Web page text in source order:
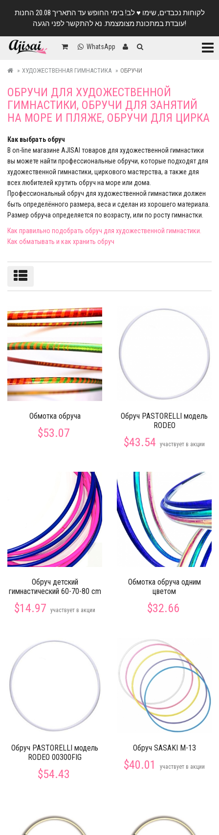
לקוחות נכבדים, שימו ♥️ לב! בימי החופש עד התאריך 20.08 החנות
עובדת במתכונת מצומצמת. נא להתקשר לפני הגעה!
WhatsApp
ХУДОЖЕСТВЕННАЯ ГИМНАСТИКА ОБРУЧИ
ОБРУЧИ ДЛЯ ХУДОЖЕСТВЕННОЙ
ГИМНАСТИКИ, ОБРУЧИ ДЛЯ ЗАНЯТИЙ
НА МОРЕ И ПЛЯЖЕ, ОБРУЧИ ДЛЯ ЦИРКА
Как выбрать обруч
В on-line магазине AJISAI товаров для художественной гимнастики
вы можете найти профессиональные обручи, которые подходят для
художественной гимнастики, циркового мастерства, а также для
всех любителей крутить обруч на море или дома.
Профессиональный обруч для художественной гимнастики должен
быть определённого размера, веса и сделан из хорошего материала.
Размер обруча определяется по возрасту, или по росту гимнастки.
Как правильно подобрать обруч для художественной гимнастики.
Как обматывать и как хранить обруч
Сортировка/фильтры
Обмотка обруча
$53.07
Обруч PASTORELLI модель
RODEO
$43.54 участвует в акции
Обруч детский
гимнастический 60-70-80 сm
$14.97 участвует в акции
Обмотка обруча одним
цветом
$32.66
Обруч PASTORELLI модель
RODEO 00300FIG
$54.43
Обруч SASAKI M-13
$40.01 участвует в акции